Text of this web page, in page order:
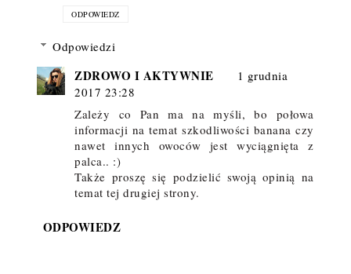
ODPOWIEDZ
Odpowiedzi
ZDROWO I AKTYWNIE
1 grudnia
2017 23:28
Zależy co Pan ma na myśli, bo połowa
informacji na temat szkodliwości banana czy
nawet innych owoców jest wyciągnięta z
palca.. :)
Także proszę się podzielić swoją opinią na
temat tej drugiej strony.
ODPOWIEDZ